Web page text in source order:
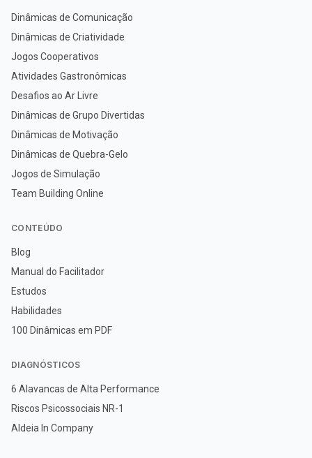
Dinâmicas de Comunicação
Dinâmicas de Criatividade
Jogos Cooperativos
Atividades Gastronômicas
Desafios ao Ar Livre
Dinâmicas de Grupo Divertidas
Dinâmicas de Motivação
Dinâmicas de Quebra-Gelo
Jogos de Simulação
Team Building Online
CONTEÚDO
Blog
Manual do Facilitador
Estudos
Habilidades
100 Dinâmicas em PDF
DIAGNÓSTICOS
6 Alavancas de Alta Performance
Riscos Psicossociais NR-1
Aldeia In Company